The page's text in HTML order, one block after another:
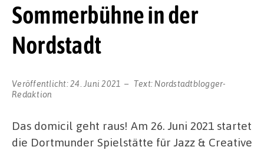
Sommerbühne in der
Nordstadt
Veröffentlicht:24. Juni 2021 Text: Nordstadtblogger-
Redaktion
Das domicil geht raus! Am 26. Juni 2021 startet
die Dortmunder Spielstätte für Jazz & Creative